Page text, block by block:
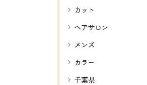
カット
ヘアサロン
メンズ
カラー
千葉県